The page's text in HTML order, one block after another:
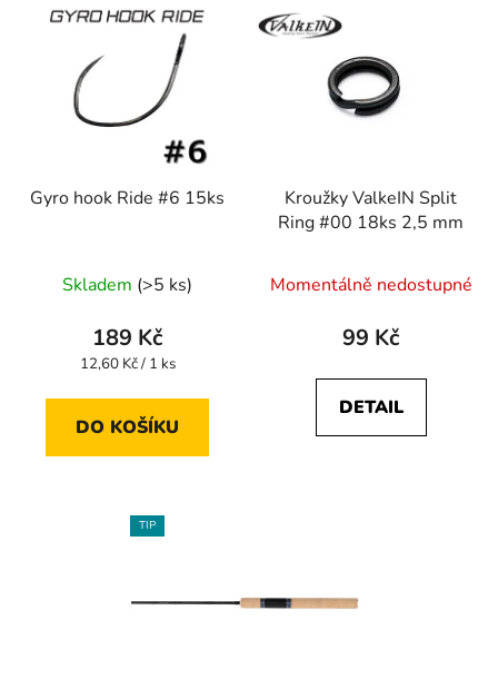
Gyro hook Ride #6 15ks
Skladem (>5 ks)
189 Kč
Měrná
12,60 Kč / 1 ks
DO KOŠÍKU
Kroužky ValkeIN Split
Ring #00 18ks 2,5 mm
Momentálně nedostupné
99 Kč
DETAIL
TIP